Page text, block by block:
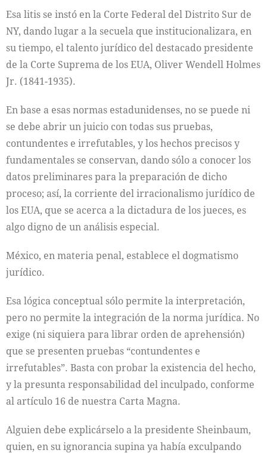
Esa litis se instó en la Corte Federal del Distrito Sur de
NY, dando lugar a la secuela que institucionalizara, en
su tiempo, el talento jurídico del destacado presidente
de la Corte Suprema de los EUA, Oliver Wendell Holmes
Jr. (1841-1935).
En base a esas normas estadunidenses, no se puede ni
se debe abrir un juicio con todas sus pruebas,
contundentes e irrefutables, y los hechos precisos y
fundamentales se conservan, dando sólo a conocer los
datos preliminares para la preparación de dicho
proceso; así, la corriente del irracionalismo jurídico de
los EUA, que se acerca a la dictadura de los jueces, es
algo digno de un análisis especial.
México, en materia penal, establece el dogmatismo
jurídico.
Esa lógica conceptual sólo permite la interpretación,
pero no permite la integración de la norma jurídica. No
exige (ni siquiera para librar orden de aprehensión)
que se presenten pruebas “contundentes e
irrefutables”. Basta con probar la existencia del hecho,
y la presunta responsabilidad del inculpado, conforme
al artículo 16 de nuestra Carta Magna.
Alguien debe explicárselo a la presidente Sheinbaum,
quien, en su ignorancia supina ya había exculpando